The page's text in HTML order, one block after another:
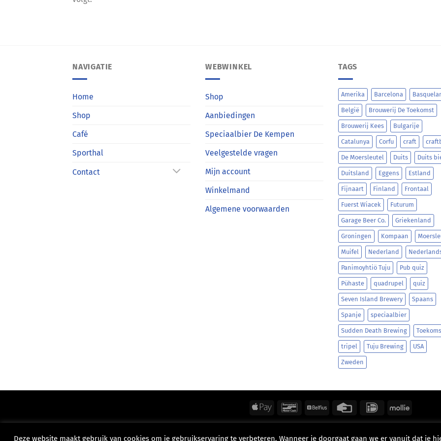
NAVIGATIE
Home
Shop
Café
Sporthal
Contact
WEBWINKEL
Shop
Aanbiedingen
Speciaalbier De Kempen
Veelgestelde vragen
Mijn account
Winkelmand
Algemene voorwaarden
TAGS
Amerika Barcelona
België Brouwerij De Toekomst
Brouwerij Kees Bulgarije
Catalunya Corfu craft
De Moersleutel Duits Duits
Duitsland Eggens Estland
Fijnaart Finland Frontaal
Fuerst Wiacek Futurum
Garage Beer Co. Griekenland
Groningen Kompaan
Muifel Nederland
Panimoyhtiö Tuju Pub quiz
Pühaste quadrupel quiz
Seven Island Brewery Spaans
Spanje speciaalbier
Sudden Death Brewing
tripel Tuju Brewing USA
Zweden
Apple
BancontactBelfius
Credit
IDeal Mollie